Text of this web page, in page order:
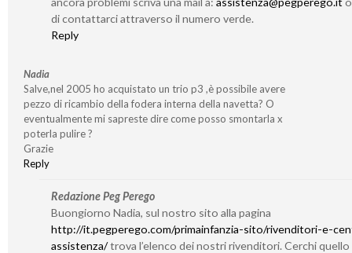
di contattarci attraverso il numero verde.
Reply
Nadia
Salve,nel 2005 ho acquistato un trio p3 ,è possibile avere
pezzo di ricambio della fodera interna della navetta? O
eventualmente mi sapreste dire come posso smontarla x
poterla pulire ?
Grazie
Reply
Redazione Peg Perego
Buongiorno Nadia, sul nostro sito alla pagina
http://it.pegperego.com/primainfanzia-sito/rivenditori-e-
assistenza/trova l’elenco dei nostri rivenditori. Cerchi quello